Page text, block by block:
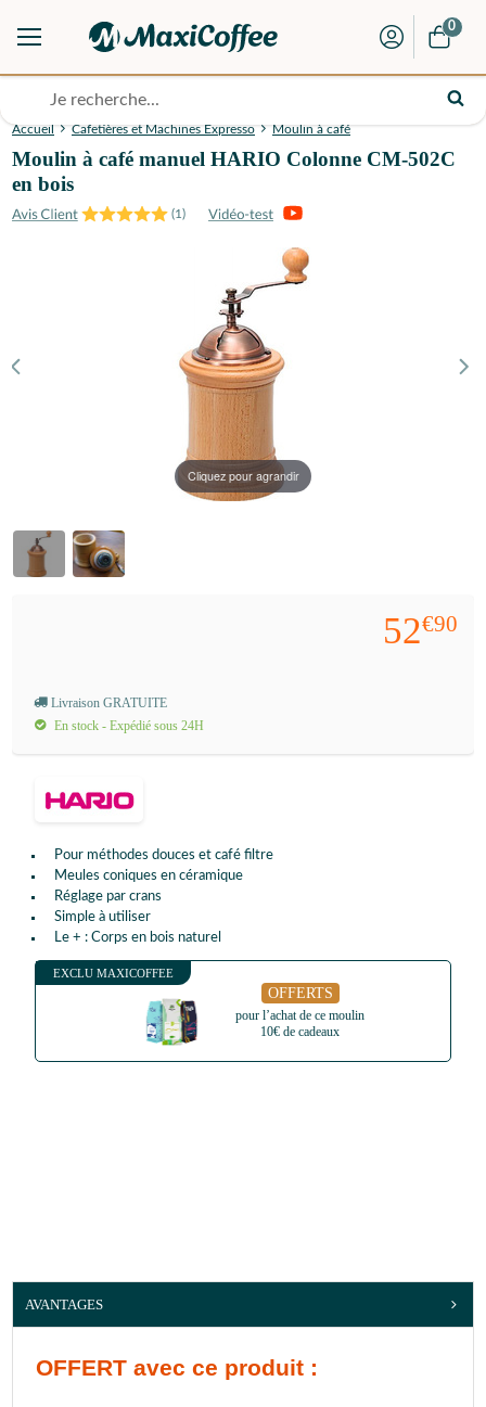
0
Accueil Cafetières et Machines Expresso Moulin à café
Moulin à café manuel HARIO Colonne CM-502C
en bois
(1)
Cliquez pour agrandir
Pour méthodes douces et café filtre
Meules coniques en céramique
Réglage par crans
Simple à utiliser
Le + : Corps en bois naturel
EXCLU MAXICOFFEE
OFFERTS
pour l’achat de ce moulin
10€ de cadeaux
52€90
Livraison GRATUITE
En stock - Expédié sous 24H
AVANTAGES
OFFERT avec ce produit :